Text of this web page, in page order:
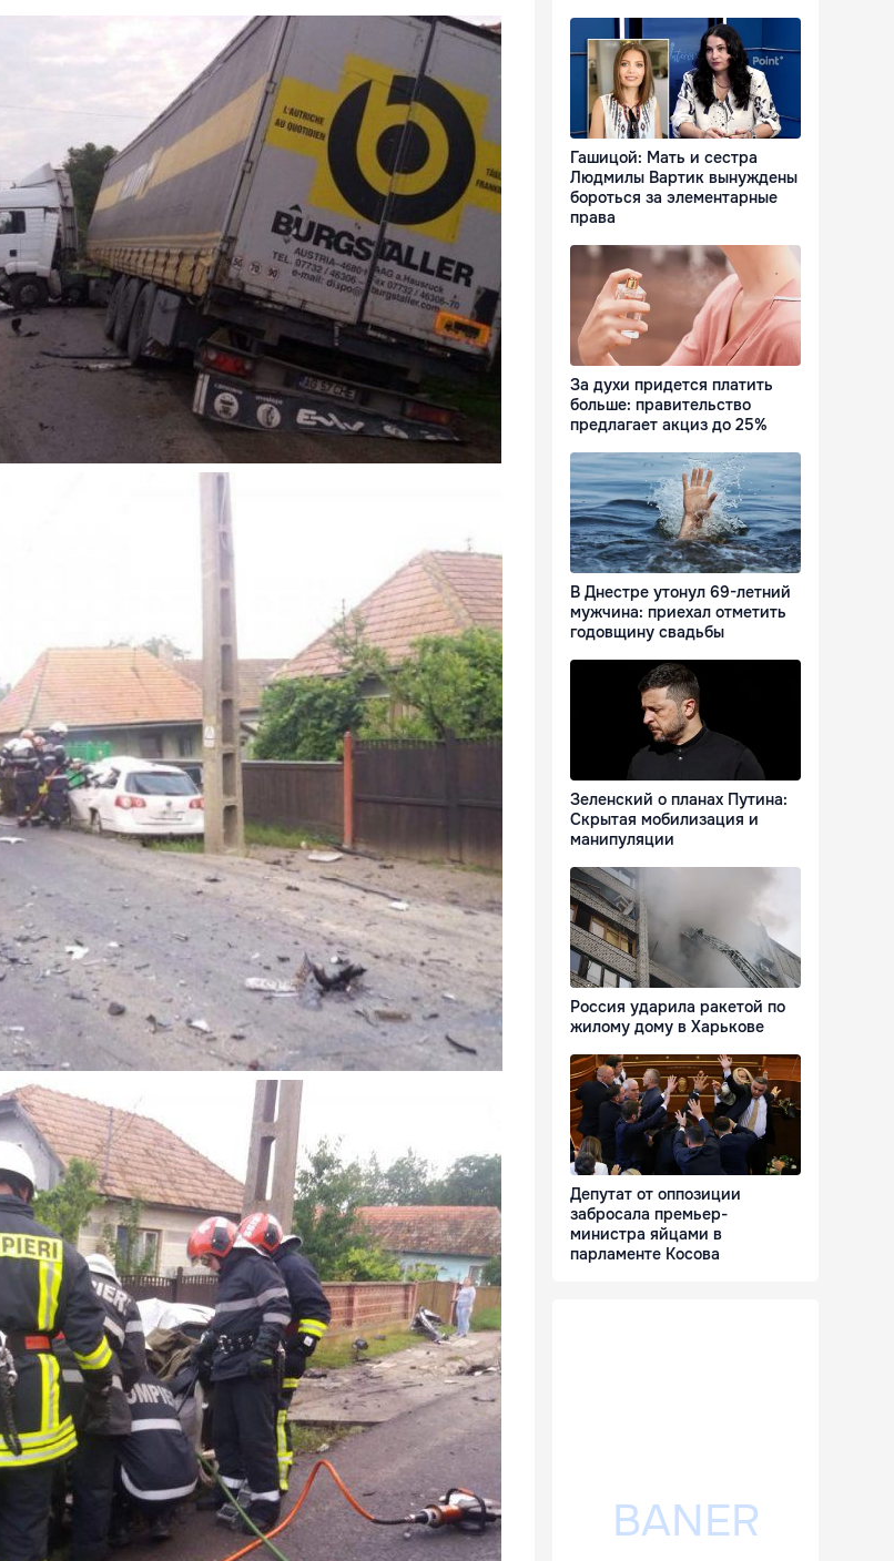
Гашицой: Мать и сестра
Людмилы Вартик вынуждены
бороться за элементарные
права
За духи придется платить
больше: правительство
предлагает акциз до 25%
В Днестре утонул 69-летний
мужчина: приехал отметить
годовщину свадьбы
Зеленский о планах Путина:
Скрытая мобилизация и
манипуляции
Россия ударила ракетой по
жилому дому в Харькове
Депутат от оппозиции
забросала премьер-
министра яйцами в
парламенте Косова